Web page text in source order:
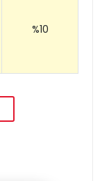
%10